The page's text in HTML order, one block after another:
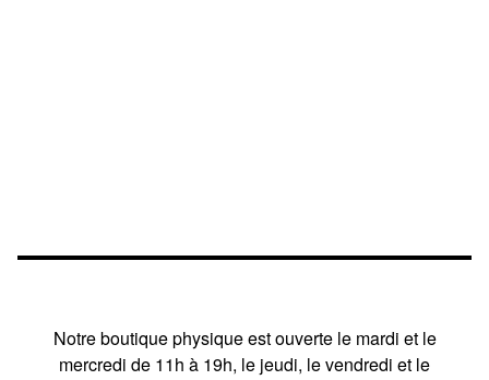
Notre boutique physique est ouverte le mardi et le
mercredi de 11h à 19h, le jeudi, le vendredi et le